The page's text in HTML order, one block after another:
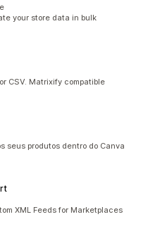
your store data in bulk
CSV. Matrixify compatible
seus produtos dentro do Canva
XML Feeds for Marketplaces